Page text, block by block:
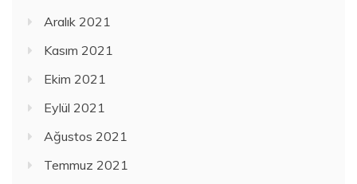
Aralık 2021
Kasım 2021
Ekim 2021
Eylül 2021
Ağustos 2021
Temmuz 2021